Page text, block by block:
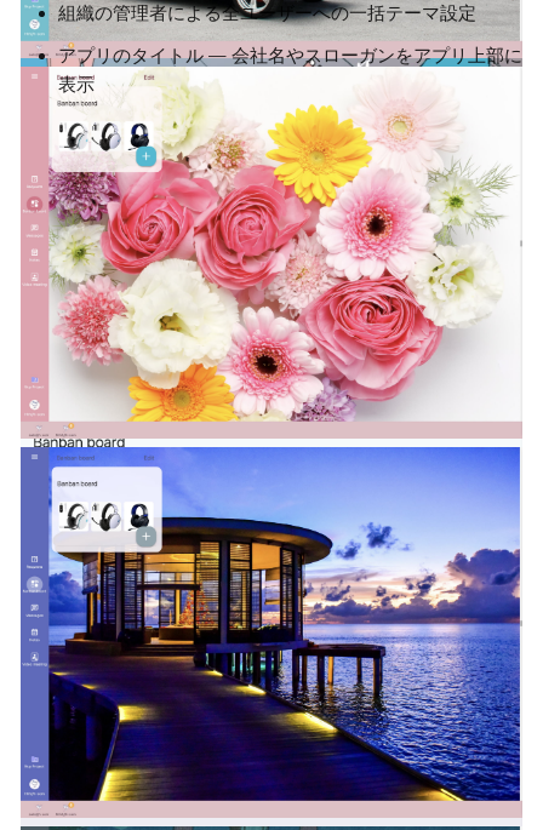
組織の管理者による全ユーザーへの一括テーマ設定
アプリのタイトル — 会社名やスローガンをアプリ上部に
表示